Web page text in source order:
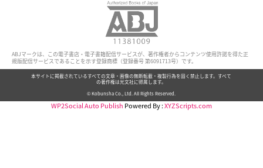
ABJマークは、この電子書店・電子書籍配信サービスが、著作権者からコンテンツ使用許諾を得た正
規版配信サービスであることを示す登録商標（登録番号 第6091713号）です。
本サイトに掲載されているすべての文章・画像の無断転載・複製行為を固く禁止します。すべて
の著作権は光文社に帰属します。
© Kobunsha Co., Ltd. All Rights Reserved.
WP2Social Auto Publish Powered By :XYZScripts.com